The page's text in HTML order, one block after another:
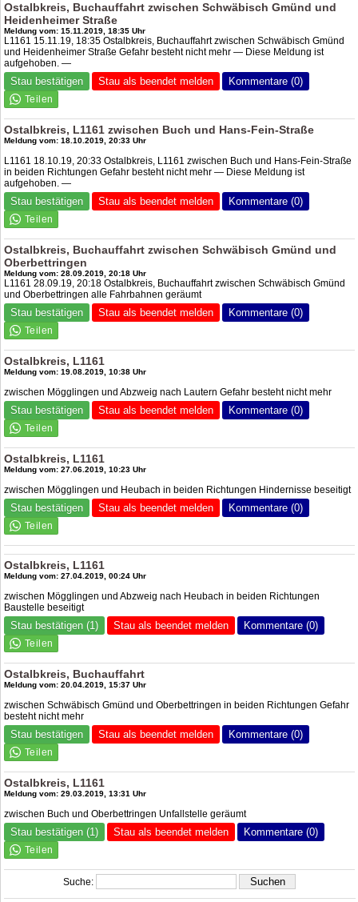
Ostalbkreis, Buchauffahrt zwischen Schwäbisch Gmünd und
Heidenheimer Straße
Meldung vom: 15.11.2019, 18:35 Uhr
L1161 15.11.19, 18:35 Ostalbkreis, Buchauffahrt zwischen Schwäbisch Gmünd
und Heidenheimer Straße Gefahr besteht nicht mehr — Diese Meldung ist
aufgehoben. —
Stau bestätigen Stau als beendet melden Kommentare (0)
Ostalbkreis, L1161 zwischen Buch und Hans-Fein-Straße
Meldung vom: 18.10.2019, 20:33 Uhr
L1161 18.10.19, 20:33 Ostalbkreis, L1161 zwischen Buch und Hans-Fein-Straße
in beiden Richtungen Gefahr besteht nicht mehr — Diese Meldung ist
aufgehoben. —
Stau bestätigen Stau als beendet melden Kommentare (0)
Ostalbkreis, Buchauffahrt zwischen Schwäbisch Gmünd und
Oberbettringen
Meldung vom: 28.09.2019, 20:18 Uhr
L1161 28.09.19, 20:18 Ostalbkreis, Buchauffahrt zwischen Schwäbisch Gmünd
und Oberbettringen alle Fahrbahnen geräumt
Stau bestätigen Stau als beendet melden Kommentare (0)
Ostalbkreis, L1161
Meldung vom: 19.08.2019, 10:38 Uhr
zwischen Mögglingen und Abzweig nach Lautern Gefahr besteht nicht mehr
Stau bestätigen Stau als beendet melden Kommentare (0)
Ostalbkreis, L1161
Meldung vom: 27.06.2019, 10:23 Uhr
zwischen Mögglingen und Heubach in beiden Richtungen Hindernisse beseitigt
Stau bestätigen Stau als beendet melden Kommentare (0)
Ostalbkreis, L1161
Meldung vom: 27.04.2019, 00:24 Uhr
zwischen Mögglingen und Abzweig nach Heubach in beiden Richtungen
Baustelle beseitigt
Stau bestätigen (1) Stau als beendet melden Kommentare (0)
Ostalbkreis, Buchauffahrt
Meldung vom: 20.04.2019, 15:37 Uhr
zwischen Schwäbisch Gmünd und Oberbettringen in beiden Richtungen Gefahr
besteht nicht mehr
Stau bestätigen Stau als beendet melden Kommentare (0)
Ostalbkreis, L1161
Meldung vom: 29.03.2019, 13:31 Uhr
zwischen Buch und Oberbettringen Unfallstelle geräumt
Stau bestätigen (1) Stau als beendet melden Kommentare (0)
Suche: